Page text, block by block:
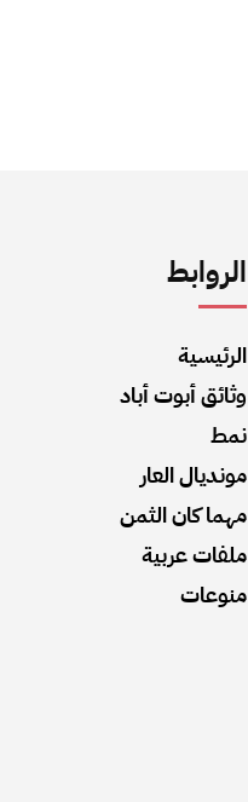
الروابط
الرئيسية
وثائق أبوت أباد
نمط
مونديال العار
مهما كان الثمن
ملفات عربية
منوعات